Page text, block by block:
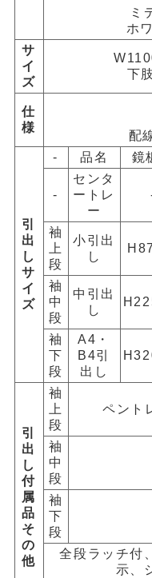
ミ
ホワ
サ
イ
ズ
下
仕
様
配
引
出
し
サ
イ
ズ
- 品名 鏡
-
センタ
ートレ
ー
袖
上
段
小引出
し
袖
中
段
中引出
し
袖
下
段
A4・
B4引
出し
引
出
し
付
属
品
そ
の
他
袖
上
段
ペント
袖
中
段
袖
下
段
全段ラッチ付
示、